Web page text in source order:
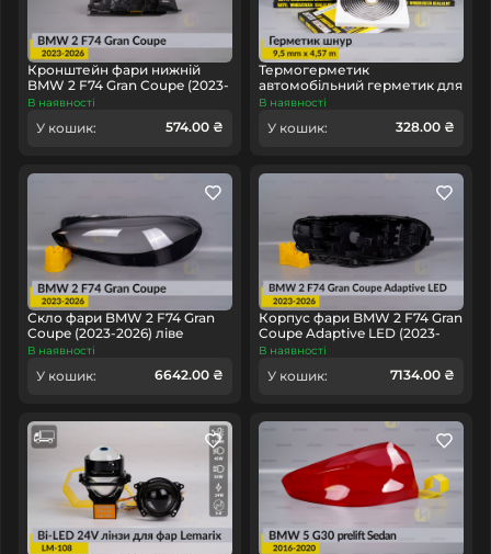
Тип техніки
Бренд Lemarix
Кронштейн фари нижній
BMW 2 F74 Gran Coupe (2023-
2026) правий
В наявності
У кошик: 574.00 ₴
Термогерметик
автомобільний герметик для
фар Orgavyl Оргавіл
В наявності
У кошик: 328.00 ₴
Скло фари BMW 2 F74 Gran
Coupe (2023-2026) ліве
В наявності
У кошик: 6642.00 ₴
Корпус фари BMW 2 F74 Gran
Coupe Adaptive LED (2023-
2026) лівий
В наявності
У кошик: 7134.00 ₴